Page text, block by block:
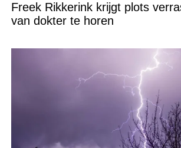
Freek Rikkerink krijgt plots
van dokter te horen